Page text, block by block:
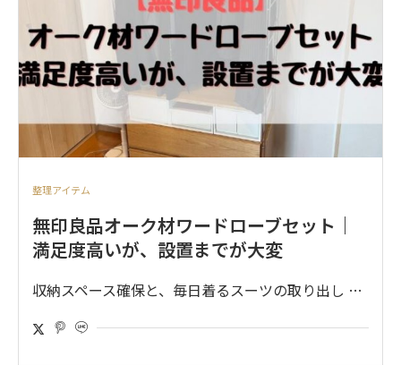
整理アイテム
無印良品オーク材ワードローブセット｜
満足度高いが、設置までが大変
収納スペース確保と、毎日着るスーツの取り出し …